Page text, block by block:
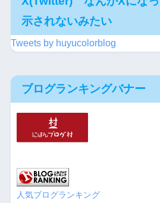
示されないみたい
Tweets by huyucolorblog
ブログランキングバナー
人気ブログランキング